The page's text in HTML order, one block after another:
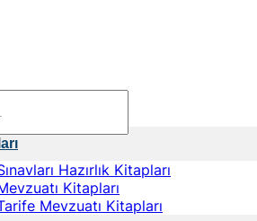
Hazırlık Kitapları
Kitapları
Mevzuatı Kitapları